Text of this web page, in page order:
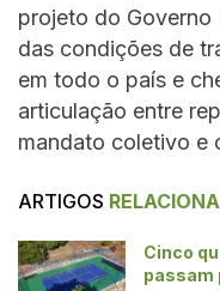
projeto do Governo
das condições de
em todo o país e
articulação entre
mandato coletivo e
ARTIGOS
Cinco
passam